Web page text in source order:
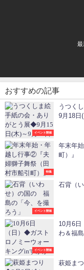
最
おすすめの記事
イベント開催
うつく
9月18日
特集
年末年
町）』
イベント開催
石背（
イベント開催
10月6
わ＆福
萩姫ま